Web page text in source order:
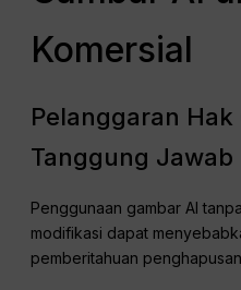
Komersial
Pelanggaran Hak
Tanggung Jawab
Penggunaan gambar AI
modifikasi dapat
pemberitahuan